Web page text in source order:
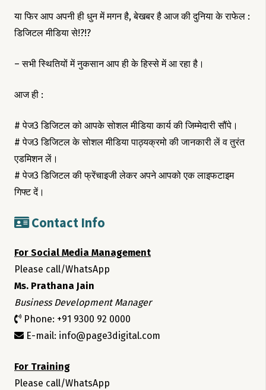
या फिर आप अपनी ही धुन में मगन है, बेखबर है आज की दुनिया के राफेल :
डिजिटल मीडिया से!?!?
– सभी स्थितियों में नुकसान आप ही के हिस्से में आ रहा है।
आज ही :
# पेज3 डिजिटल को आपके सोशल मीडिया कार्य की जिम्मेदारी सौंपे।
# पेज3 डिजिटल के सोशल मीडिया पाठ्यक्रमो की जानकारी लें व तुरंत
एडमिशन लें।
# पेज3 डिजिटल की फ्रेंचाइजी लेकर अपने आपको एक लाइफटाइम
गिफ्ट दें।
Contact Info
For Social Media Management
Please call/WhatsApp
Ms. Prathana Jain
Business Development Manager
Phone: +91 9300 92 0000
E-mail: info@page3digital.com
For Training
Please call/WhatsApp